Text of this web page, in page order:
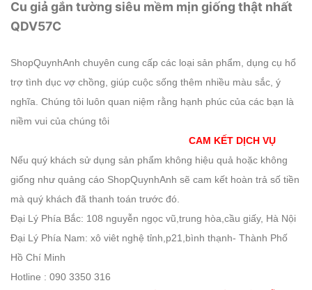
Cu giả gắn tường siêu mềm mịn giống thật nhất
QDV57C
ShopQuynhAnh chuyên cung cấp các loại sản phẩm, dụng cụ hổ
trợ tình dục vợ chồng, giúp cuộc sống thêm nhiều màu sắc, ý
nghĩa. Chúng tôi luôn quan niệm rằng hạnh phúc của các bạn là
niềm vui của chúng tôi
CAM KẾT DỊCH VỤ
Nếu quý khách sử dụng sản phẩm không hiệu quả hoặc không
giống như quảng cáo ShopQuynhAnh sẽ cam kết hoàn trả số tiền
mà quý khách đã thanh toán trước đó.
Đại Lý Phía Bắc: 108 nguyễn ngọc vũ,trung hòa,cầu giấy, Hà Nội
Đại Lý Phía Nam: xô viêt nghệ tỉnh,p21,bình thạnh- Thành Phố
Hồ Chí Minh
Hotline : 090 3350 316